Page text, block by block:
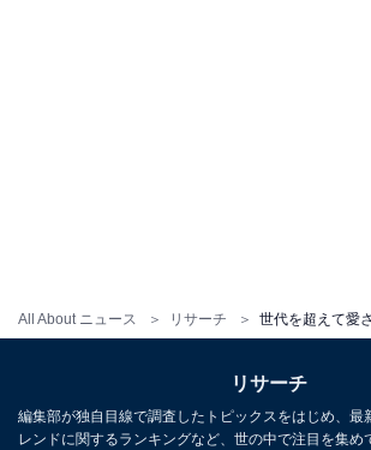
All About ニュース リサーチ
リサーチ
編集部が独自目線で調査したトピックスをはじめ、最
レンドに関するランキングなど、世の中で注目を集め